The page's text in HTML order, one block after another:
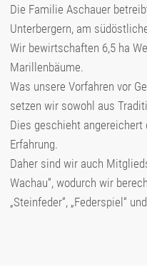
Die Familie Aschauer
Unterbergern, am
Wir bewirtschaften 6,5 ha
Marillenbäume.
Was unsere Vorfahren vor
setzen wir sowohl aus
Dies geschieht angereichert
Erfahrung.
Daher sind wir auch
Wachau“, wodurch wir
„Steinfeder“, „Federspiel“